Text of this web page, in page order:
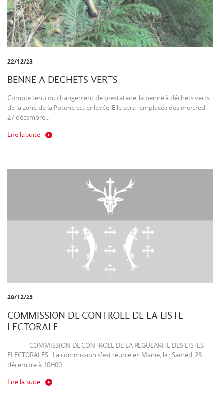
22/12/23
BENNE A DECHETS VERTS
Compte tenu du changement de prestataire, la benne à déchets verts
de la zone de la Poterie est enlevée. Elle sera remplacée des mercredi
27 décembre...
Lire la suite
20/12/23
COMMISSION DE CONTROLE DE LA LISTE
LECTORALE
COMMISSION DE CONTROLE DE LA REGULARITE DES LISTES
ELECTORALES La commission s'est réunie en Mairie, le : Samedi 23
décembre à 10H00...
Lire la suite